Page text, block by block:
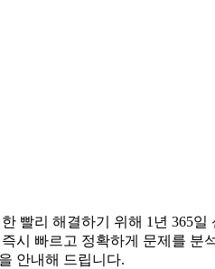
빨리 해결하기 위해 1년 365일
시 빠르고 정확하게 문제를 분
안내해 드립니다.